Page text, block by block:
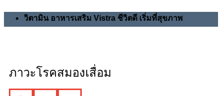
วิตามิน อาหารเสริม Vistra ชีวิตดี เริ่มที่สุขภาพ
ภาวะโรคสมองเสื่อม